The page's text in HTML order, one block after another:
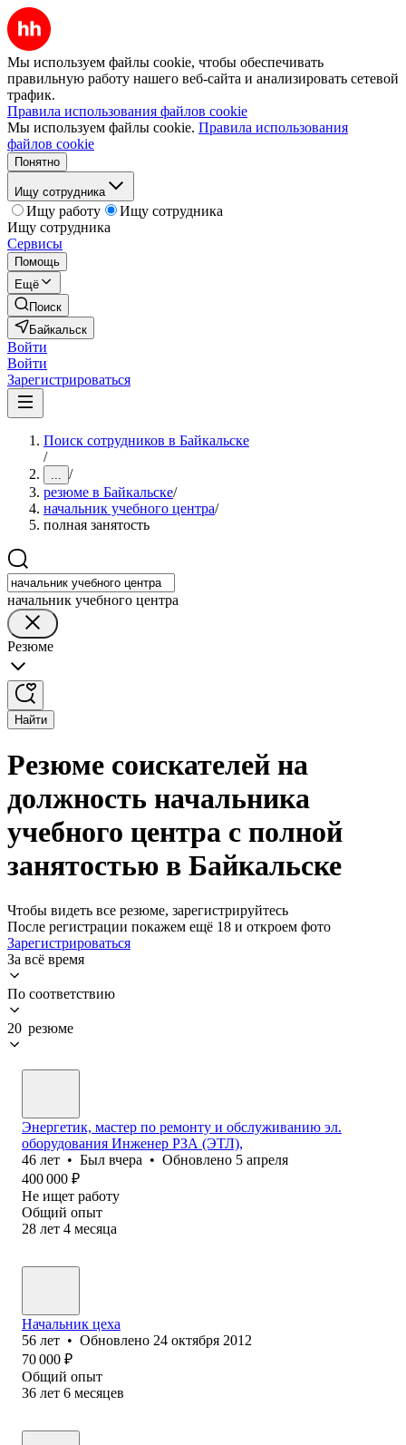
Мы используем файлы cookie, чтобы обеспечивать
правильную работу нашего веб-сайта и анализировать сетевой
трафик.
Правила использования файлов cookie
Мы используем файлы cookie. Правила использования
файлов cookie
Понятно
Ищу сотрудника
Ищу работу
Ищу сотрудника
Ищу сотрудника
Сервисы
Помощь
Ещё
Поиск
Байкальск
Войти
Войти
Зарегистрироваться
Поиск сотрудников в Байкальске
/
... /
резюме в Байкальске/
начальник учебного центра/
полная занятость
начальник учебного центра
Резюме
Найти
Резюме соискателей на
должность начальника
учебного центра с полной
занятостью в Байкальске
Чтобы видеть все резюме, зарегистрируйтесь
После регистрации покажем ещё 18 и откроем фото
Зарегистрироваться
За всё время
По соответствию
20 резюме
Энергетик, мастер по ремонту и обслуживанию эл.
оборудования Инженер РЗА (ЭТЛ),
46 лет • Был вчера • Обновлено 5 апреля
400 000 ₽
Не ищет работу
Общий опыт
28 лет 4 месяца
Начальник цеха
56 лет • Обновлено 24 октября 2012
70 000 ₽
Общий опыт
36 лет 6 месяцев